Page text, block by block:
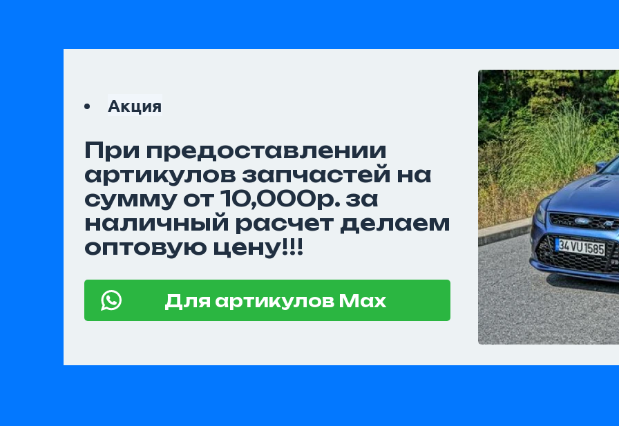
Акция
При предоставлении
артикулов запчастей на
сумму от 10,000р. за
наличный расчет делаем
оптовую цену!!!
Для артикулов Max